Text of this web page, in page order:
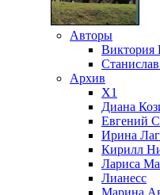
Авторы
Виктория
Архив
X1
Диана
Евгений
Ирина
Кирилл
Лариса
Лианесс